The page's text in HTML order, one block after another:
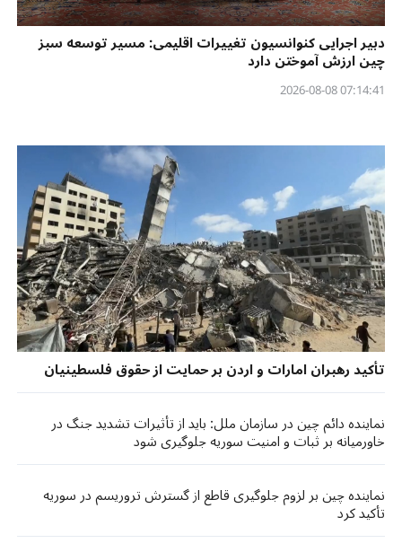
دبیر اجرایی کنوانسیون تغییرات اقلیمی: مسیر توسعه سبز
چین ارزش آموختن دارد
07:14:41 2026-08-08
تأکید رهبران امارات و اردن بر حمایت از حقوق فلسطینیان
نماینده دائم چین در سازمان ملل: باید از تأثیرات تشدید جنگ در
خاورمیانه بر ثبات و امنیت سوریه جلوگیری شود
نماینده چین بر لزوم جلوگیری قاطع از گسترش تروریسم در سوریه
تأکید کرد